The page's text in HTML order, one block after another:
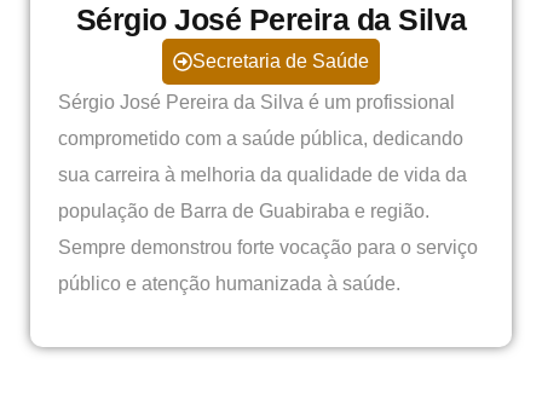
Sérgio José Pereira da Silva
Secretaria de Saúde
Sérgio José Pereira da Silva é um profissional
comprometido com a saúde pública, dedicando
sua carreira à melhoria da qualidade de vida da
população de Barra de Guabiraba e região.
Sempre demonstrou forte vocação para o serviço
público e atenção humanizada à saúde.